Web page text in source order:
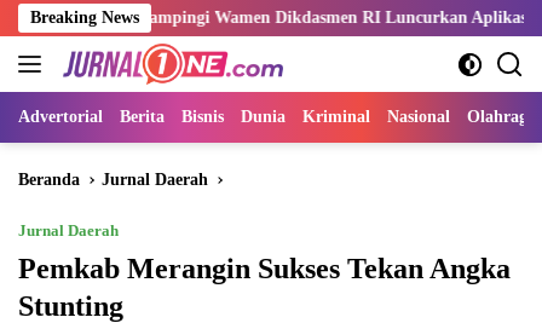
Langsung
ke
konten
Breaking News
Dampingi Wamen Dikdasmen RI Luncurkan Aplikasi Bungo Pintar
Advertorial Berita Bisnis Dunia Kriminal Nasional Olahraga
Beranda Jurnal Daerah
Jurnal Daerah
Pemkab Merangin Sukses Tekan Angka
Stunting